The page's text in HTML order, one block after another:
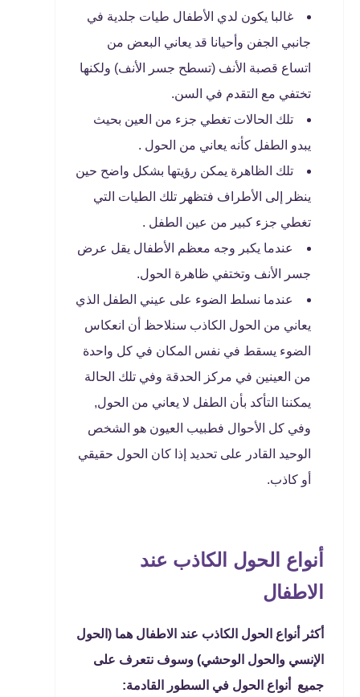
غالبا يكون لدي الأطفال طيات جلدية في
جانبي الجفن وأحيانا قد يعاني البعض من
اتساع قصبة الأنف (تسطح جسر الأنف) ولكنها
تختفي مع التقدم في السن.
تلك الحالات تغطي جزء من العين بحيث
يبدو الطفل كأنه يعاني من الحول .
تلك الظاهرة يمكن رؤيتها بشكل واضح حين
ينظر إلى الأطراف فتظهر تلك الطيات التي
تغطي جزء كبير من عين الطفل .
عندما يكبر وجه معظم الأطفال يقل عرض
جسر الأنف وتختفي ظاهرة الحول.
عندما نسلط الضوء على عيني الطفل الذي
يعاني من الحول الكاذب سنلاحظ أن انعكاس
الضوء يسقط في نفس المكان في كل واحدة
من العينين في مركز الحدقة وفي تلك الحالة
يمكننا التأكد بأن الطفل لا يعاني من الحول,
وفي كل الأحوال فطبيب العيون هو الشخص
الوحيد القادر على تحديد إذا كان الحول حقيقي
أو كاذب.
أنواع الحول الكاذب عند
الاطفال
أكثر أنواع الحول الكاذب عند الاطفال هما (الحول
الإنسي والحول الوحشي) وسوف نتعرف على
جميع أنواع الحول في السطور القادمة: